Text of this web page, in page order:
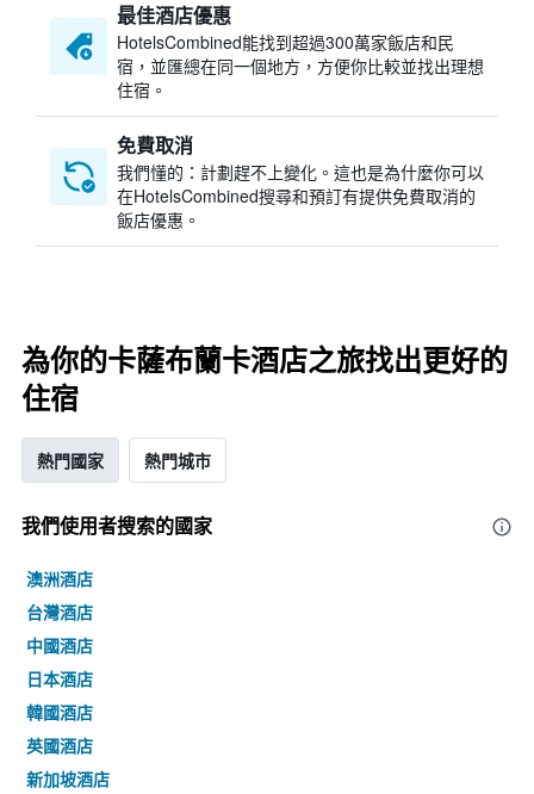
最佳酒店優惠
HotelsCombined​能找到超過300萬家飯店和民
宿，並匯總在同一個地方，方便你比較並找出理想
住宿。
免費取消
我們懂的：計劃趕不上變化。這也是為什麼你可以
在HotelsCombined搜尋和預訂有提供免費取消的
飯店優惠。
為你的卡薩布蘭卡酒店之旅找出更好的
住宿
熱門國家 熱門城市
我們使用者搜索的國家
澳洲酒店
台灣酒店
中國酒店
日本酒店
韓國酒店
英國酒店
新加坡酒店